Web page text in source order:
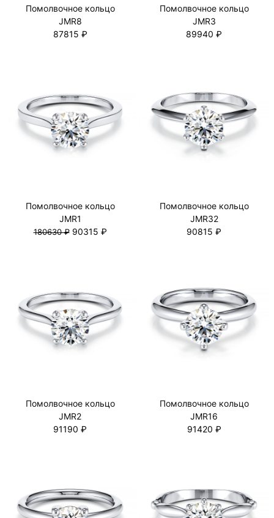
Помолвочное кольцо
JMR8
87815 ₽
Помолвочное кольцо
JMR3
89940 ₽
Помолвочное кольцо
JMR1
180630 ₽90315 ₽
Помолвочное кольцо
JMR32
90815 ₽
Помолвочное кольцо
JMR2
91190 ₽
Помолвочное кольцо
JMR16
91420 ₽